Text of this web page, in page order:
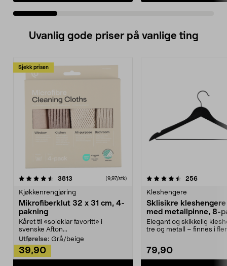
Uvanlig gode priser på vanlige ting
Sjekk prisen
3813 anmeldelser(9,97/stk)
Kjøkkenrengjøring
Mikrofiberklut 32 x 31 cm, 4-
pakning
Kåret til «soleklar favoritt» i
svenske Afton...
Utførelse: Grå/beige
39,90
4.5av 5 stjerner 256
Kleshengere
Sklisikre
med metallpinne, 8-
Elegant og skikkelig
tre og metall – finnes i
79,90
4.5av 5 stjerner